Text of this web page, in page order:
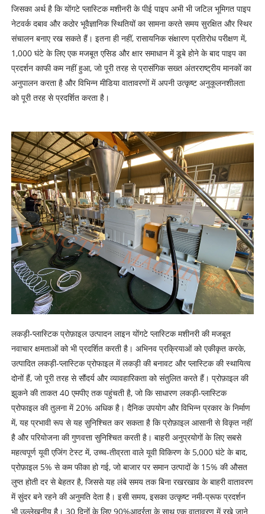
जिसका अर्थ है कि योंगटे प्लास्टिक मशीनरी के पीई पाइप अभी भी जटिल भूमिगत पाइप
नेटवर्क दबाव और कठोर भूवैज्ञानिक स्थितियों का सामना करते समय सुरक्षित और स्थिर
संचालन बनाए रख सकते हैं। इतना ही नहीं, रासायनिक संक्षारण प्रतिरोध परीक्षण में,
1,000 घंटे के लिए एक मजबूत एसिड और क्षार समाधान में डूबे होने के बाद पाइप का
प्रदर्शन काफी कम नहीं हुआ, जो पूरी तरह से प्रासंगिक सख्त अंतरराष्ट्रीय मानकों का
अनुपालन करता है और विभिन्न मीडिया वातावरणों में अपनी उत्कृष्ट अनुकूलनशीलता
को पूरी तरह से प्रदर्शित करता है।
लकड़ी-प्लास्टिक प्रोफ़ाइल उत्पादन लाइन योंगटे प्लास्टिक मशीनरी की मजबूत
नवाचार क्षमताओं को भी प्रदर्शित करती है। अभिनव प्रक्रियाओं को एकीकृत करके,
उत्पादित लकड़ी-प्लास्टिक प्रोफाइल में लकड़ी की बनावट और प्लास्टिक की स्थायित्व
दोनों हैं, जो पूरी तरह से सौंदर्य और व्यावहारिकता को संतुलित करते हैं। प्रोफ़ाइल की
झुकने की ताकत 40 एमपीए तक पहुंचती है, जो कि साधारण लकड़ी-प्लास्टिक
प्रोफाइल की तुलना में 20% अधिक है। दैनिक उपयोग और विभिन्न प्रकार के निर्माण
में, यह प्रभावी रूप से यह सुनिश्चित कर सकता है कि प्रोफ़ाइल आसानी से विकृत नहीं
है और परियोजना की गुणवत्ता सुनिश्चित करती है। बाहरी अनुप्रयोगों के लिए सबसे
महत्वपूर्ण यूवी एजिंग टेस्ट में, उच्च-तीव्रता वाले यूवी विकिरण के 5,000 घंटे के बाद,
प्रोफ़ाइल 5% से कम फीका हो गई, जो बाजार पर समान उत्पादों के 15% की औसत
लुप्त होती दर से बेहतर है, जिससे यह लंबे समय तक बिना रखरखाव के बाहरी वातावरण
में सुंदर बने रहने की अनुमति देता है। इसी समय, इसका उत्कृष्ट नमी-प्रूफ प्रदर्शन
भी उल्लेखनीय है। 30 दिनों के लिए 90%आर्द्रता के साथ एक वातावरण में रखे जाने